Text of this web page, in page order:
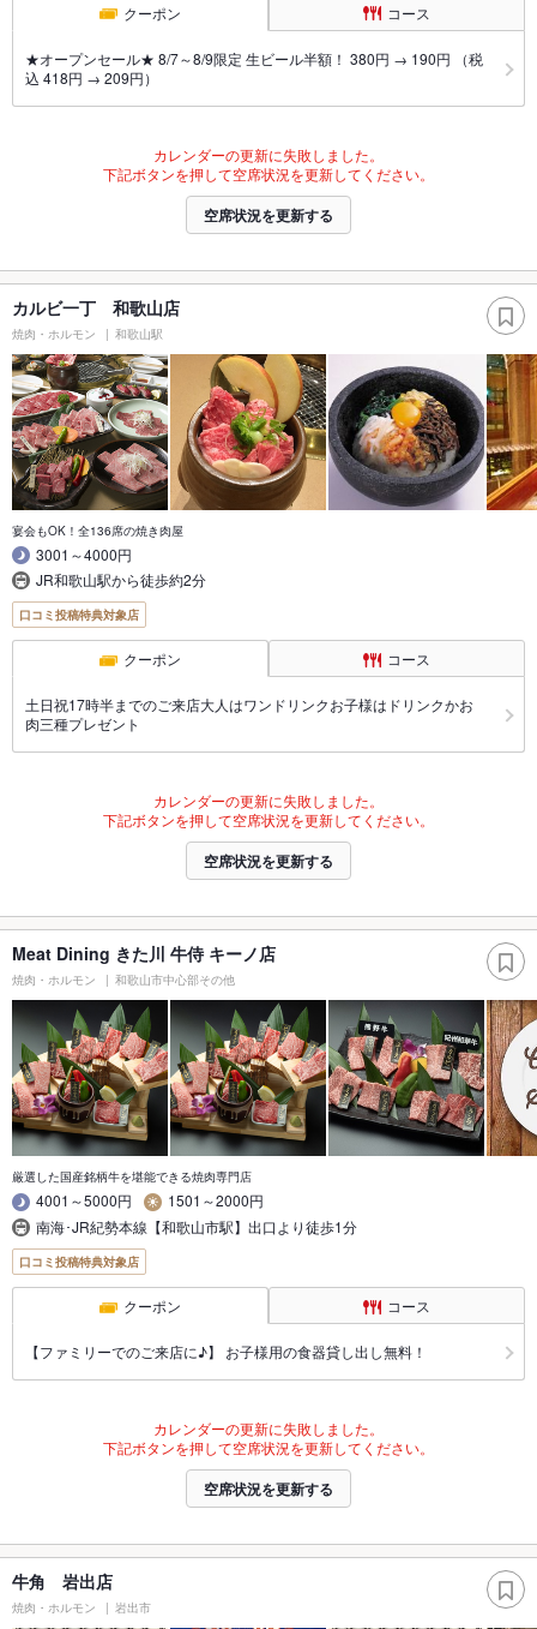
クーポン コース
★オープンセール★ 8/7～8/9限定 生ビール半額！ 380円 → 190円 （税
込 418円 → 209円）
カレンダーの更新に失敗しました。
下記ボタンを押して空席状況を更新してください。
空席状況を更新する
カルビ一丁 和歌山店
焼肉・ホルモン 和歌山駅
宴会もOK！全136席の焼き肉屋
3001～4000円
JR和歌山駅から徒歩約2分
口コミ投稿特典対象店
クーポン コース
土日祝17時半までのご来店大人はワンドリンクお子様はドリンクかお
肉三種プレゼント
カレンダーの更新に失敗しました。
下記ボタンを押して空席状況を更新してください。
空席状況を更新する
Meat Dining きた川 牛侍 キーノ店
焼肉・ホルモン 和歌山市中心部その他
厳選した国産銘柄牛を堪能できる焼肉専門店
4001～5000円
1501～2000円
南海･JR紀勢本線【和歌山市駅】出口より徒歩1分
口コミ投稿特典対象店
クーポン コース
【ファミリーでのご来店に♪】 お子様用の食器貸し出し無料！
カレンダーの更新に失敗しました。
下記ボタンを押して空席状況を更新してください。
空席状況を更新する
牛角 岩出店
焼肉・ホルモン 岩出市